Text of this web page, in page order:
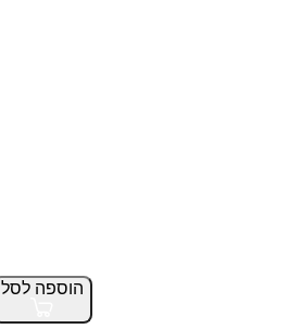
הוספה לסל